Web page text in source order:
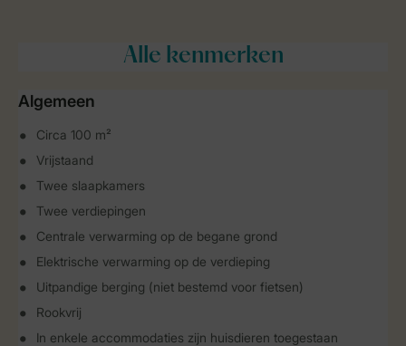
Alle kenmerken
Algemeen
Circa 100 m²
Vrijstaand
Twee slaapkamers
Twee verdiepingen
Centrale verwarming op de begane grond
Elektrische verwarming op de verdieping
Uitpandige berging (niet bestemd voor fietsen)
Rookvrij
In enkele accommodaties zijn huisdieren toegestaan